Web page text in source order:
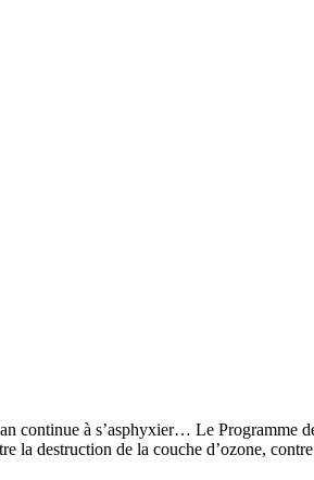
continue à s’asphyxier… Le Programme
destruction de la couche d’ozone,